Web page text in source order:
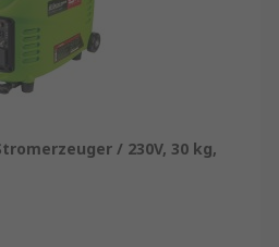
/ 230V, 30 kg,